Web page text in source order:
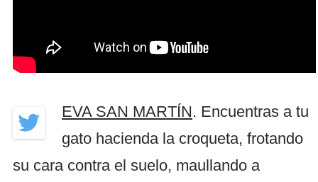
EVA SAN MARTÍN. Encuentras a tu
gato hacienda la croqueta, frotando
su cara contra el suelo, maullando a